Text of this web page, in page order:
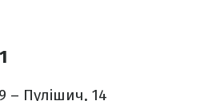
– Пулішич, 14